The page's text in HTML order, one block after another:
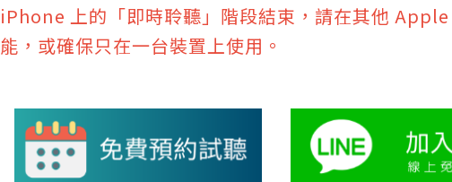
iPhone 上的「即時聆聽」階段結束，請在其他
能，或確保只在一台裝置上使用。